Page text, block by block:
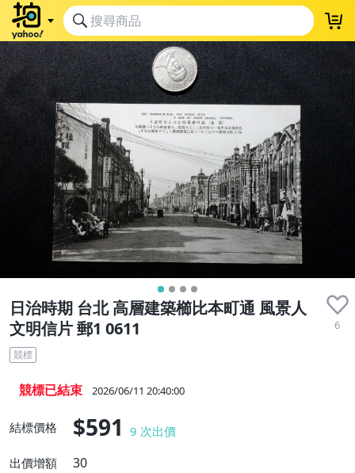
日治時期 台北 高層建築櫛比本町通 風景人
文明信片 郵1 0611
6
競標
競標已結束 2026/06/11 20:40:00
結標價格 $591 9 次出價
出價增額
30